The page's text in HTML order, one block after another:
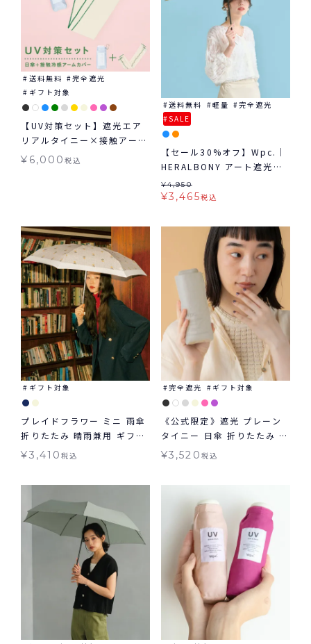
送料無料
完全遮光
ギフト対象
【UV対策セット】遮光エア
リアルタイニー×接触アーム
カバー セット 折りたたみ日
¥ 6,000税込
送料無料 軽量
完全遮光
SALE
【セール30%オフ】Wpc.｜
HERALBONY アート遮光軽
量日傘 mini 日傘 折りたた
み 晴雨兼用 ギフト対象 送料
¥4,950
¥3,465税込
ギフト対象
プレイドフラワー ミニ 雨傘
折りたたみ 晴雨兼用 ギフト
対象 Wpc.
¥3,410税込
完全遮光 ギフト対象
《公式限定》遮光 プレーン
タイニー 日傘 折りたたみ ギ
フト対象 晴雨兼用 Wpc.
¥3,520 税込